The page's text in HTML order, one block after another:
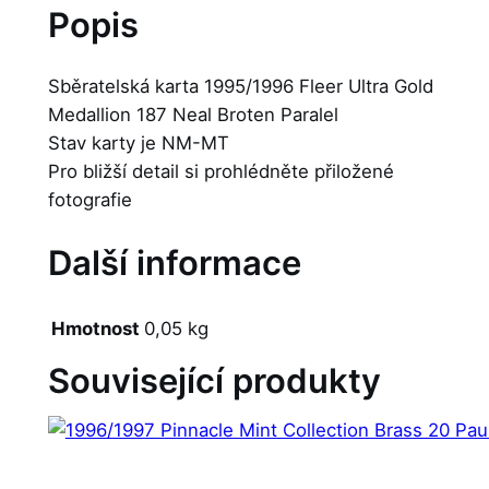
Popis
Sběratelská karta 1995/1996 Fleer Ultra Gold
Medallion 187 Neal Broten Paralel
Stav karty je NM-MT
Pro bližší detail si prohlédněte přiložené
fotografie
Další informace
Hmotnost 0,05 kg
Související produkty